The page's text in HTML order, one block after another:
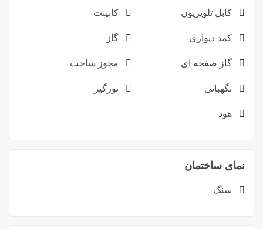
کابل تلویزیون کابینت
کمد دیواری گاز
گاز صفحه ای مجوز ساخت
نگهبانی نورگیر
هود
نمای ساختمان
سنگ